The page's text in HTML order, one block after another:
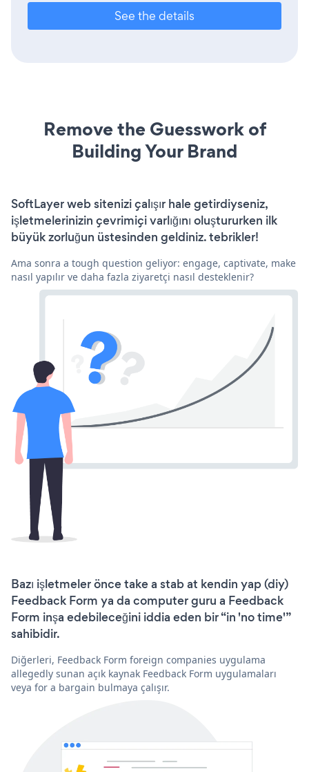
See the details
Remove the Guesswork of
Building Your Brand
SoftLayer web sitenizi çalışır hale getirdiyseniz,
işletmelerinizin çevrimiçi varlığını oluştururken ilk
büyük zorluğun üstesinden geldiniz. tebrikler!
Ama sonra a tough question geliyor: engage, captivate, make
nasıl yapılır ve daha fazla ziyaretçi nasıl desteklenir?
Bazı işletmeler önce take a stab at kendin yap (diy)
Feedback Form ya da computer guru a Feedback
Form inşa edebileceğini iddia eden bir “in 'no time'”
sahibidir.
Diğerleri, Feedback Form foreign companies uygulama
allegedly sunan açık kaynak Feedback Form uygulamaları
veya for a bargain bulmaya çalışır.